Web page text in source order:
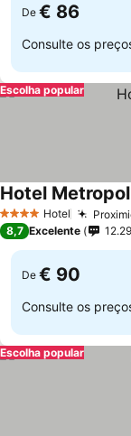
De € 86
Consulte os
Escolha popular
4 EstrelasHotel
Hotel
8,7 Excelente
De € 90
Consulte os
Escolha popular